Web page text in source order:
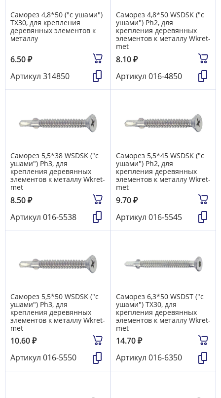
Саморез 4,8*50 ("с ушами")
TX30, для крепления
деревянных элементов к
металлу
6.50₽
Артикул 314850
Саморез 4,8*50 WSDSK ("с
ушами") Ph2, для
крепления деревянных
элементов к металлу Wkret-
met
8.10₽
Артикул 016-4850
Саморез 5,5*38 WSDSK ("с
ушами") Ph3, для
крепления деревянных
элементов к металлу Wkret-
met
8.50₽
Артикул 016-5538
Саморез 5,5*45 WSDSK ("с
ушами") Ph2, для
крепления деревянных
элементов к металлу Wkret-
met
9.70₽
Артикул 016-5545
Саморез 5,5*50 WSDSK ("с
ушами") Ph3, для
крепления деревянных
элементов к металлу Wkret-
met
10.60₽
Артикул 016-5550
Саморез 6,3*50 WSDST ("с
ушами") TX30, для
крепления деревянных
элементов к металлу Wkret-
met
14.70₽
Артикул 016-6350